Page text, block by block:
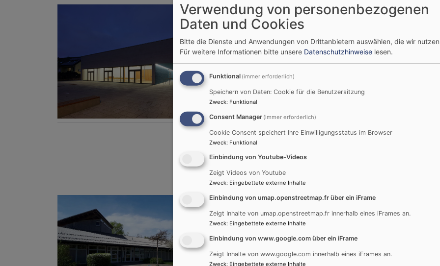
Gemeindehaus Pfuhl
Am 20.09.2020 konnte unser neues
Wir freuen uns auf viele Erlebnisse und
Anfahrt:Kirchstraße 3, 89233 Neu-Ulm (Pfuhl)
Bitte beachten Sie: Vermietungsanfragen
ausgefüllte Onlineformular bearbeitet. Füllen Sie
Anfragen per E-Mail, Telefon, Social Media oder
berücksichtigt werden.
Telefonische Rückfragen zur Vermietung sind
beantwortet.
Gemeindehaus
Das Gemeindehaus ist nicht nur ein Ort für
befindet sich auch zusätzlich noch der von uns
Anfahrt:Gerstmayerstraße 30, 89233 Neu-Ulm
Verwendung von personenbezogenen
Daten und Cookies
Bitte die Dienste und Anwendungen von Drittanbietern auswählen, die wir
Für weitere Informationen bitte unsere Datenschutzhinweise lesen.
Funktional (immer erforderlich)
Speichern von Daten: Cookie für die Benutzersitzung
Zweck: Funktional
Consent Manager (immer erforderlich)
Cookie Consent speichert Ihre Einwilligungsstatus im Browser
Zweck: Funktional
Einbindung von Youtube-Videos
Zeigt Videos von Youtube
Zweck: Eingebettete externe Inhalte
Einbindung von umap.openstreetmap.fr über ein iFrame
Zeigt Inhalte von umap.openstreetmap.fr innerhalb eines iFrames an.
Zweck: Eingebettete externe Inhalte
Einbindung von www.google.com über ein iFrame
Zeigt Inhalte von www.google.com innerhalb eines iFrames an.
Zweck: Eingebettete externe Inhalte